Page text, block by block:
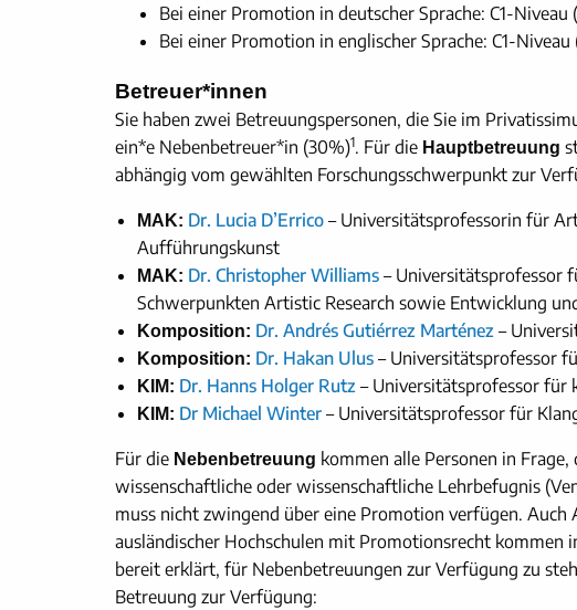
Bei einer Promotion in deutscher Sprache: C1-
Bei einer Promotion in englischer Sprache: C1-
Betreuer*innen
Sie haben zwei Betreuungspersonen, die Sie im
ein*e Nebenbetreuer*in (30%)1. Für die Hauptbetreuung
abhängig vom gewählten Forschungsschwerpunkt zur
MAK: Dr. Lucia D’Errico – Universitätsprofessorin für
Aufführungskunst
MAK: Dr. Christopher Williams – Universitätsprofessor
Schwerpunkten Artistic Research sowie Entwicklung
Komposition: Dr. Andrés Gutiérrez Marténez –
Komposition: Dr. Hakan Ulus – Universitätsprofessor
KIM: Dr. Hanns Holger Rutz – Universitätsprofessor für
KIM: Dr Michael Winter – Universitätsprofessor für
Für die Nebenbetreuung kommen alle Personen in
wissenschaftliche oder wissenschaftliche Lehrbefugnis
muss nicht zwingend über eine Promotion verfügen.
ausländischer Hochschulen mit Promotionsrecht kommen
bereit erklärt, für Nebenbetreuungen zur Verfügung zu
Betreuung zur Verfügung: